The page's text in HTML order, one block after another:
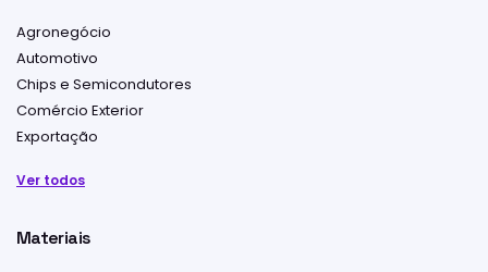
Agronegócio
Automotivo
Chips e Semicondutores
Comércio Exterior
Exportação
Ver todos
Materiais